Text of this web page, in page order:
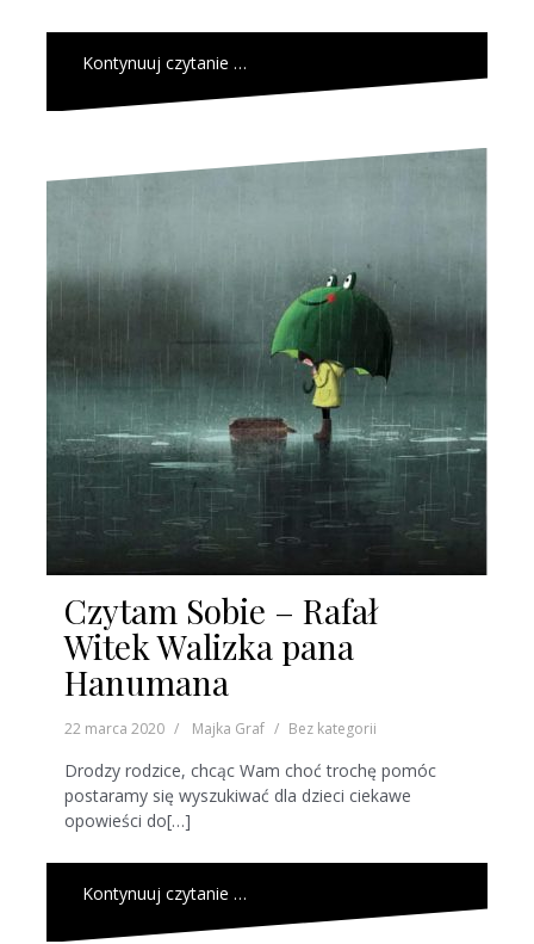
Kontynuuj czytanie …
Czytam Sobie – Rafał
Witek Walizka pana
Hanumana
22 marca 2020 Majka Graf Bez kategorii
Drodzy rodzice, chcąc Wam choć trochę pomóc
postaramy się wyszukiwać dla dzieci ciekawe
opowieści do[…]
Kontynuuj czytanie …